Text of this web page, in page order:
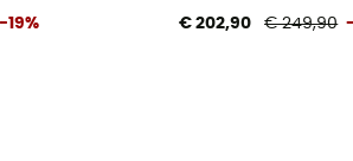
-19% € 202,90 € 249,90